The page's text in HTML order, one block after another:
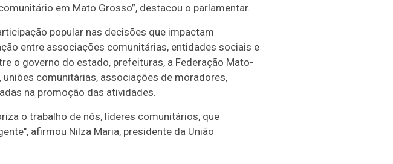
em Mato Grosso”, destacou o parlamentar.
popular nas decisões que impactam
entre associações comunitárias, entidades sociais e
o governo do estado, prefeituras, a Federação Mato-
comunitárias, associações de moradores,
na promoção das atividades.
o trabalho de nós, líderes comunitários, que
afirmou Nilza Maria, presidente da União